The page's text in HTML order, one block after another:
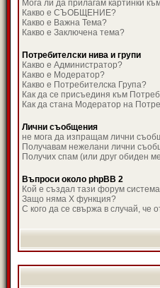
Мога ли да прилагам картинки
Какво е СЪОБЩЕНИЕ?
Какво е Важна Тема?
Какво е Заключена тема?
Потребителски нива и групи
Какво е Администратор?
Какво е Модератор?
Какво е Потребителска Група?
Как да се присъединя към
Как да стана Модератор на
Лични съобщения
не мога да изпращам лични
Получавам нежелани лични
Получих спам (или друг обиден
Въпроси около phpBB 2
Кой е създал тази форум
Защо няма X функция?
С кого да се свържа в случай, че